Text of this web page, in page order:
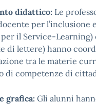
didattico: Le
per l’inclusione
il Service-Learning)
di lettere) hanno
tra le materie
di competenze di
grafica: Gli alunni